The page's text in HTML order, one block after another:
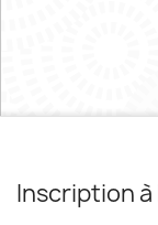
Inscription